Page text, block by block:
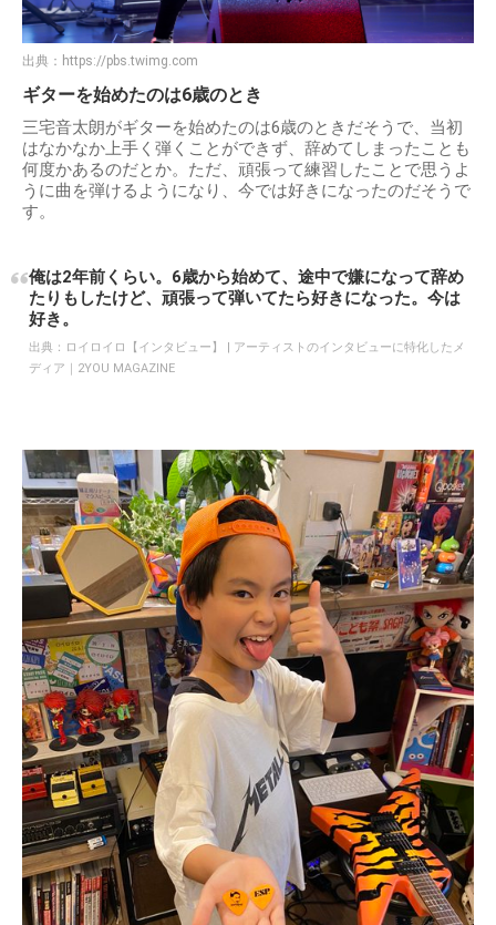
出典： https://pbs.twimg.com
ギターを始めたのは6歳のとき
三宅音太朗がギターを始めたのは6歳のときだそうで、当初
はなかなか上手く弾くことができず、辞めてしまったことも
何度かあるのだとか。ただ、頑張って練習したことで思うよ
うに曲を弾けるようになり、今では好きになったのだそうで
す。
俺は2年前くらい。6歳から始めて、途中で嫌になって辞め
たりもしたけど、頑張って弾いてたら好きになった。今は
好き。
出典： ロイロイロ【インタビュー】 | アーティストのインタビューに特化したメ
ディア｜2YOU MAGAZINE